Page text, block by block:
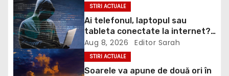
a
v
i
STIRI ACTUALE
Ai telefonul, laptopul sau
tableta conectate la internet?
DNSC avertizează asupra unui
risc pe care mulți utilizatori îl
ignoră
Aug 8, 2026 Editor Sarah
STIRI ACTUALE
Soarele va apune de două ori în